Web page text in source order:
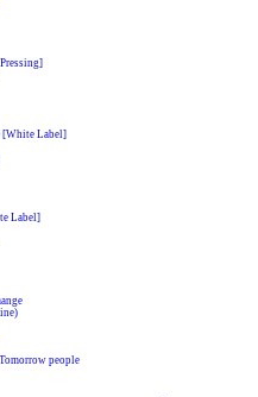
[White Label]
Label]
people